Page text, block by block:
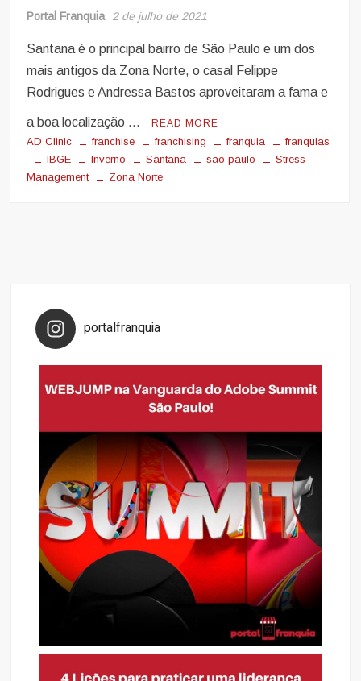
Portal Franquia 2 de julho de 2021
Santana é o principal bairro de São Paulo e um dos
mais antigos da Zona Norte, o casal Felippe
Rodrigues e Andressa Bastos aproveitaram a fama e
a boa localização … READ MORE
AD Clinic franchise franchising franquia
franquias
IBGE
Inverno Santana são paulo
Stress
Management
Zona Norte
portalfranquia